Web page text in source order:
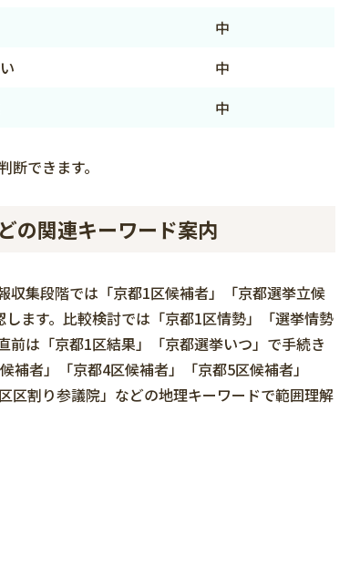
中
中
中
できます。
の関連キーワード案内
収集段階では「京都1区候補者」「京都選挙立候
ます。比較検討では「京都1区情勢」「選挙情勢
は「京都1区結果」「京都選挙いつ」で手続き
者」「京都4区候補者」「京都5区候補者」
区割り参議院」などの地理キーワードで範囲理解